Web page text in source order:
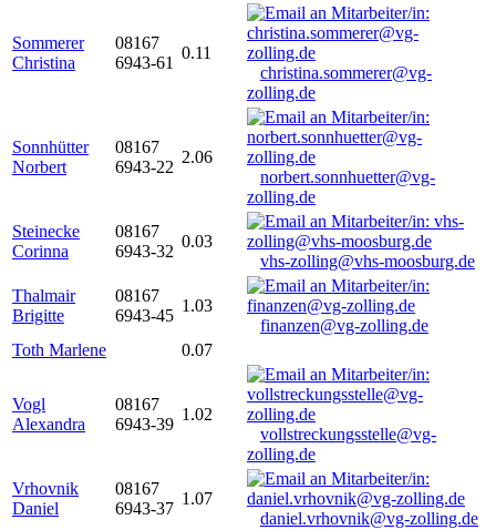
Sommerer
Christina
08167
6943-61
0.11
christina.sommerer@vg-
zolling.de
Sonnhütter
Norbert
08167
6943-22
2.06
norbert.sonnhuetter@vg-
zolling.de
Steinecke
Corinna
08167
6943-32
0.03
vhs-zolling@vhs-moosburg.de
Thalmair
Brigitte
08167
6943-45
1.03
finanzen@vg-zolling.de
Toth Marlene
0.07
Vogl
Alexandra
08167
6943-39
1.02
vollstreckungsstelle@vg-
zolling.de
Vrhovnik
Daniel
08167
6943-37
1.07
daniel.vrhovnik@vg-zolling.de